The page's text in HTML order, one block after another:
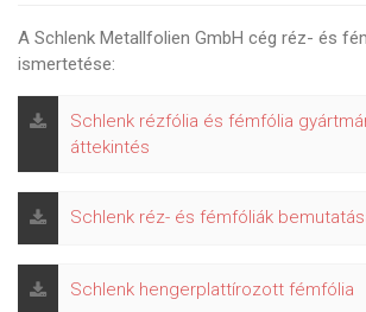
A Schlenk Metallfolien GmbH cég réz- és
ismertetése:
Schlenk rézfólia és fémfólia
áttekintés
Schlenk réz- és fémfóliák
Schlenk hengerplattírozott fémfólia